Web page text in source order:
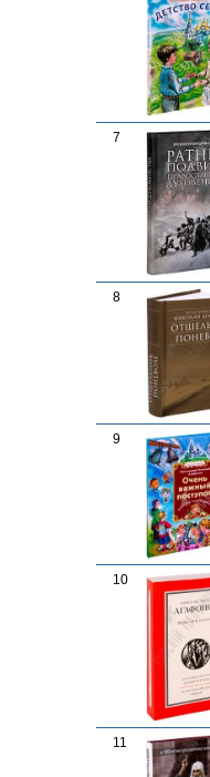
7
8
9
10
11